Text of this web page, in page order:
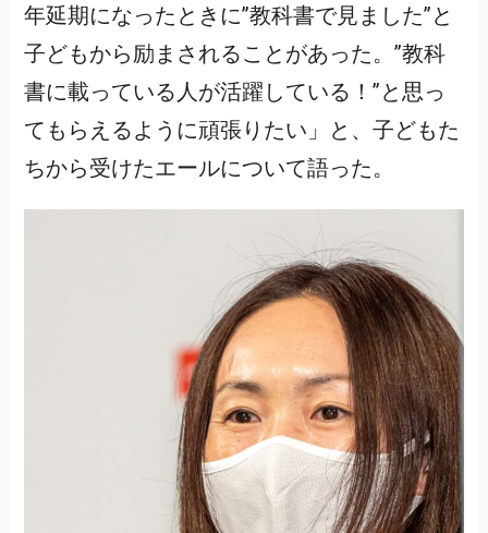
年延期になったときに”教科書で見ました”と
子どもから励まされることがあった。”教科
書に載っている人が活躍している！”と思っ
てもらえるように頑張りたい」と、子どもた
ちから受けたエールについて語った。